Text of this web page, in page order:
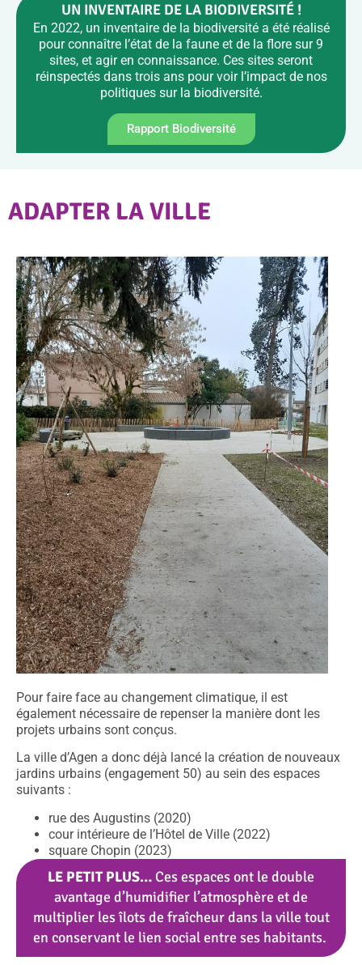
UN INVENTAIRE DE LA BIODIVERSITÉ !
En 2022, un inventaire de la biodiversité a été réalisé
pour connaître l’état de la faune et de la flore sur 9
sites, et agir en connaissance. Ces sites seront
réinspectés dans trois ans pour voir l’impact de nos
politiques sur la biodiversité.
Rapport Biodiversité
ADAPTER LA VILLE
Pour faire face au changement climatique, il est
également nécessaire de repenser la manière dont les
projets urbains sont conçus.
La ville d’Agen a donc déjà lancé la création de nouveaux
jardins urbains (engagement 50) au sein des espaces
suivants :
rue des Augustins (2020)
cour intérieure de l’Hôtel de Ville (2022)
square Chopin (2023)
LE PETIT PLUS… Ces espaces ont le double
avantage d’humidifier l’atmosphère et de
multiplier les îlots de fraîcheur dans la ville tout
en conservant le lien social entre ses habitants.